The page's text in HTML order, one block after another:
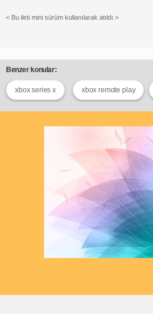
< Bu ileti mini sürüm kullanılarak atıldı >
Benzer konular:
xbox series x xbox remote play